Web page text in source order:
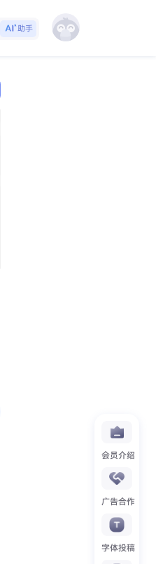
助手
会员介绍
广告合作
字体投稿